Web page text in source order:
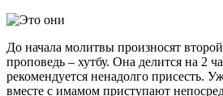
До начала молитвы произносят
проповедь – хутбу. Она делится на 2
рекомендуется ненадолго присесть.
вместе с имамом приступают